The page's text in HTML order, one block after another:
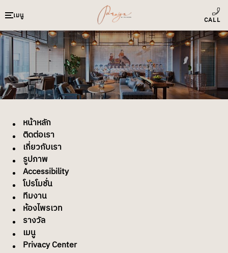
เมนู
หน้าหลัก
ติดต่อเรา
เกี่ยวกับเรา
รูปภาพ
Accessibility
โปรโมชั่น
ทีมงาน
ห้องไพรเวท
รางวัล
เมนู
Privacy Center